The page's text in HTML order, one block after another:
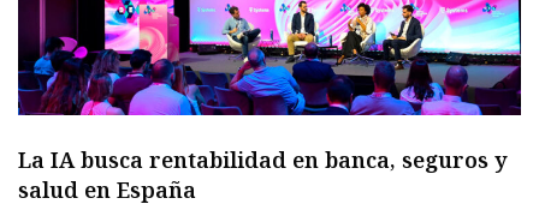
La IA busca rentabilidad en banca, seguros y
salud en España